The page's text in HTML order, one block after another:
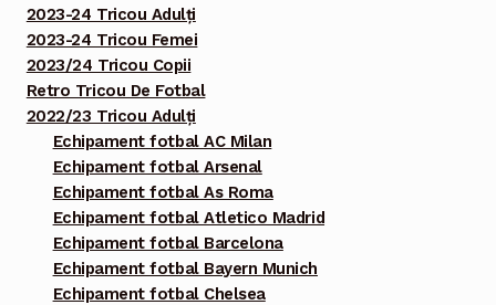
2023-24 Tricou Adulți
2023-24 Tricou Femei
2023/24 Tricou Copii
Retro Tricou De Fotbal
2022/23 Tricou Adulți
Echipament fotbal AC Milan
Echipament fotbal Arsenal
Echipament fotbal As Roma
Echipament fotbal Atletico Madrid
Echipament fotbal Barcelona
Echipament fotbal Bayern Munich
Echipament fotbal Chelsea